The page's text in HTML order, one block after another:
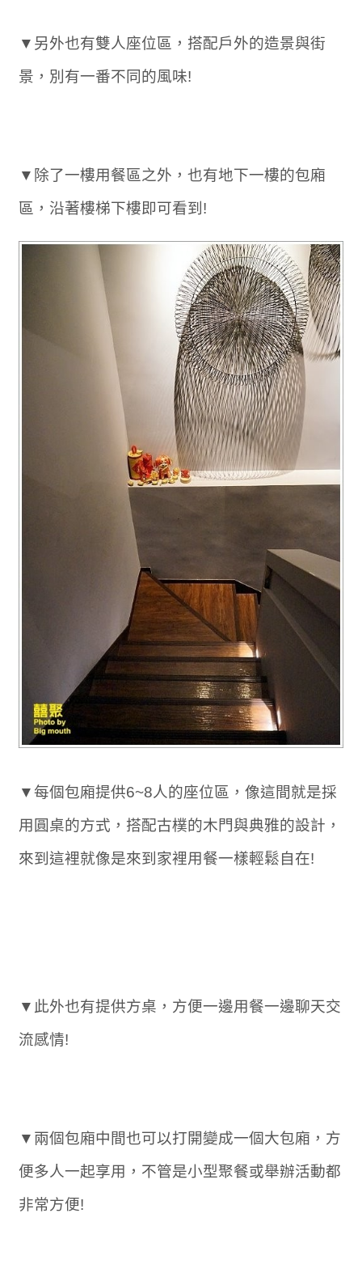
▼另外也有雙人座位區，搭配戶外的造景與街
景，別有一番不同的風味!
▼除了一樓用餐區之外，也有地下一樓的包廂
區，沿著樓梯下樓即可看到!
▼每個包廂提供6~8人的座位區，像這間就是採
用圓桌的方式，搭配古樸的木門與典雅的設計，
來到這裡就像是來到家裡用餐一樣輕鬆自在!
▼此外也有提供方桌，方便一邊用餐一邊聊天交
流感情!
▼兩個包廂中間也可以打開變成一個大包廂，方
便多人一起享用，不管是小型聚餐或舉辦活動都
非常方便!